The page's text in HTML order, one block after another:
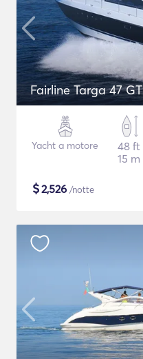
Fairline Targa 47 GT
Yacht a motore
48 ft
15 m
$2,526 /notte